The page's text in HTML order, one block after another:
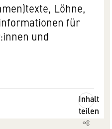
Löhne,
für
und
Inhalt
teilen